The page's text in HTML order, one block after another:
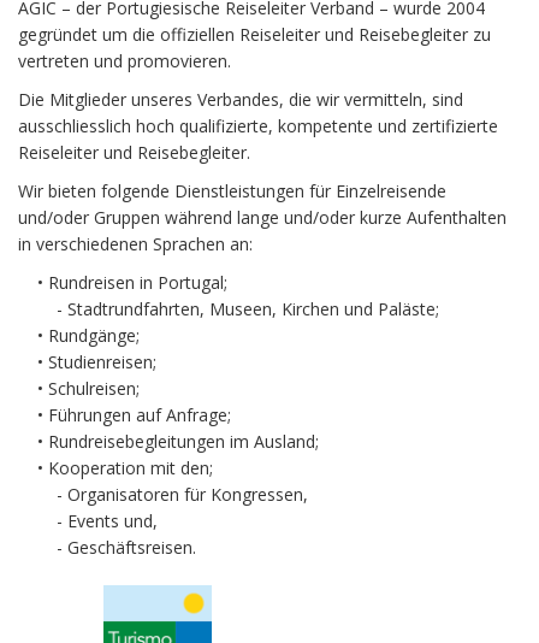
AGIC – der Portugiesische Reiseleiter Verband – wurde 2004
gegründet um die offiziellen Reiseleiter und Reisebegleiter zu
vertreten und promovieren.
Die Mitglieder unseres Verbandes, die wir vermitteln, sind
ausschliesslich hoch qualifizierte, kompetente und zertifizierte
Reiseleiter und Reisebegleiter.
Wir bieten folgende Dienstleistungen für Einzelreisende
und/oder Gruppen während lange und/oder kurze Aufenthalten
in verschiedenen Sprachen an:
• Rundreisen in Portugal;
- Stadtrundfahrten, Museen, Kirchen und Paläste;
• Rundgänge;
• Studienreisen;
• Schulreisen;
• Führungen auf Anfrage;
• Rundreisebegleitungen im Ausland;
• Kooperation mit den;
- Organisatoren für Kongressen,
- Events und,
- Geschäftsreisen.